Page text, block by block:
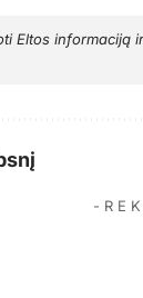
Eltos informaciją
- R E